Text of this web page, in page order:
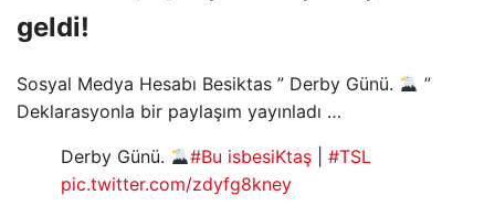
geldi!
Sosyal Medya Hesabı Besiktas ” Derby Günü.
”
Deklarasyonla bir paylaşım yayınladı …
Derby Günü. #Bu isbesiKtaş |#TSL
pic.twitter.com/zdyfg8kney